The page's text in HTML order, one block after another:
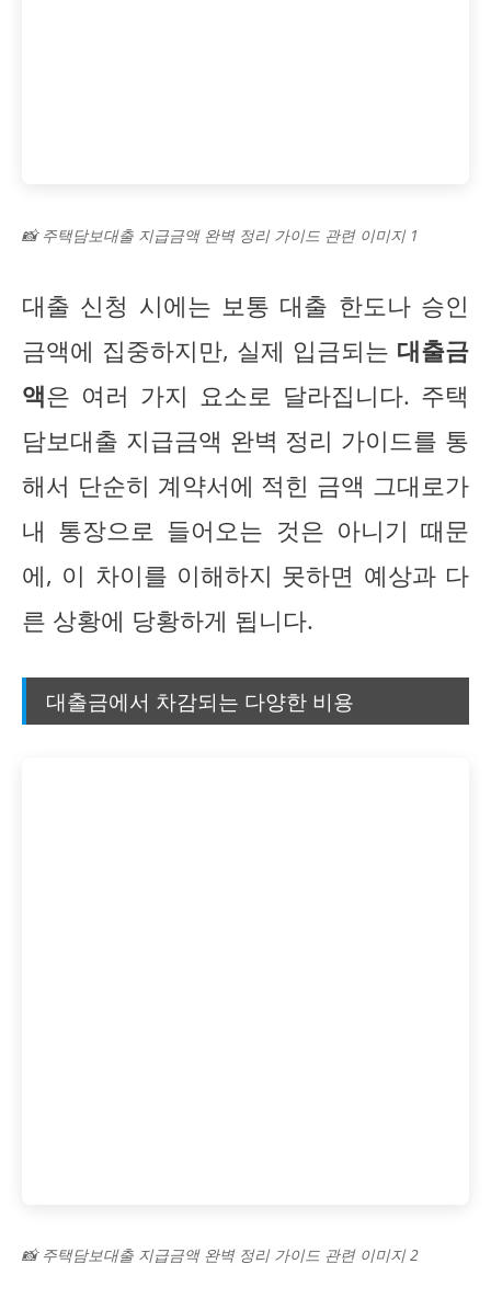
📸 주택담보대출 지급금액 완벽 정리 가이드 관련 이미지 1
대출 신청 시에는 보통 대출 한도나 승인
금액에 집중하지만, 실제 입금되는 대출금
액은 여러 가지 요소로 달라집니다. 주택
담보대출 지급금액 완벽 정리 가이드를 통
해서 단순히 계약서에 적힌 금액 그대로가
내 통장으로 들어오는 것은 아니기 때문
에, 이 차이를 이해하지 못하면 예상과 다
른 상황에 당황하게 됩니다.
대출금에서 차감되는 다양한 비용
📸 주택담보대출 지급금액 완벽 정리 가이드 관련 이미지 2